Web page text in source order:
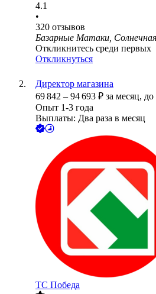
4.1
•
320 отзывов
Базарные Матаки,
Откликнитесь среди первых
Откликнуться
Директор магазина
69 842 – 94 693 ₽ за месяц, до
Опыт 1-3 года
Выплаты: Два раза в месяц
ТС Победа